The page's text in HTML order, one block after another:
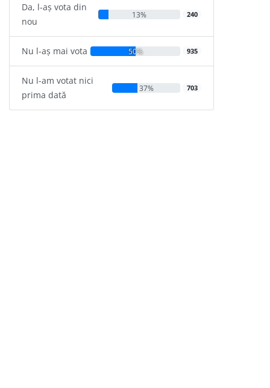
Da, l-aș vota din
nou
13% 240
Nu l-aș mai vota 50% 935
Nu l-am votat nici
prima dată
37% 703